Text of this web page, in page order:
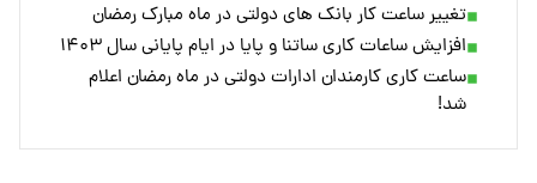
تغییر ساعت کار بانک های دولتی در ماه مبارک رمضان
افزایش ساعات کاری ساتنا و پایا در ایام پایانی سال ۱۴۰۳
ساعت کاری کارمندان ادارات دولتی در ماه رمضان اعلام
شد!